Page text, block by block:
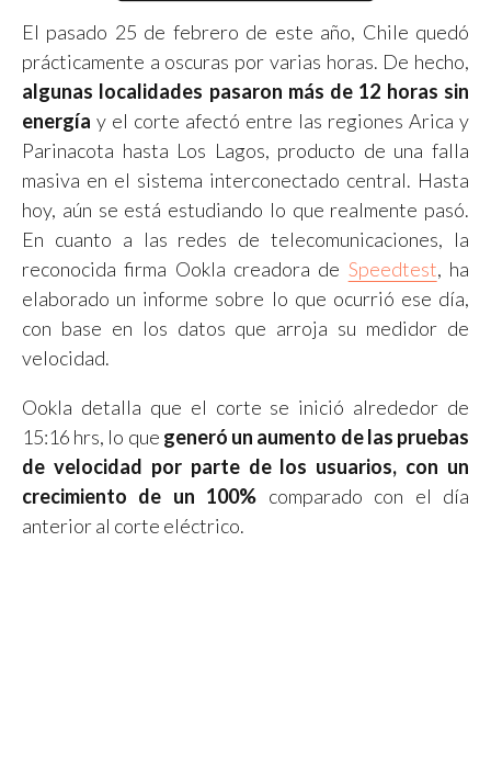
El pasado 25 de febrero de este año, Chile quedó
prácticamente a oscuras por varias horas. De hecho,
algunas localidades pasaron más de 12 horas sin
energía y el corte afectó entre las regiones Arica y
Parinacota hasta Los Lagos, producto de una falla
masiva en el sistema interconectado central. Hasta
hoy, aún se está estudiando lo que realmente pasó.
En cuanto a las redes de telecomunicaciones, la
reconocida firma Ookla creadora de Speedtest, ha
elaborado un informe sobre lo que ocurrió ese día,
con base en los datos que arroja su medidor de
velocidad.
Ookla detalla que el corte se inició alrededor de
15:16 hrs, lo que generó un aumento de las pruebas
de velocidad por parte de los usuarios, con un
crecimiento de un 100% comparado con el día
anterior al corte eléctrico.